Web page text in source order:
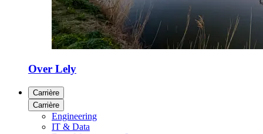
Over Lely
Carrière
Carrière
Engineering
IT & Data